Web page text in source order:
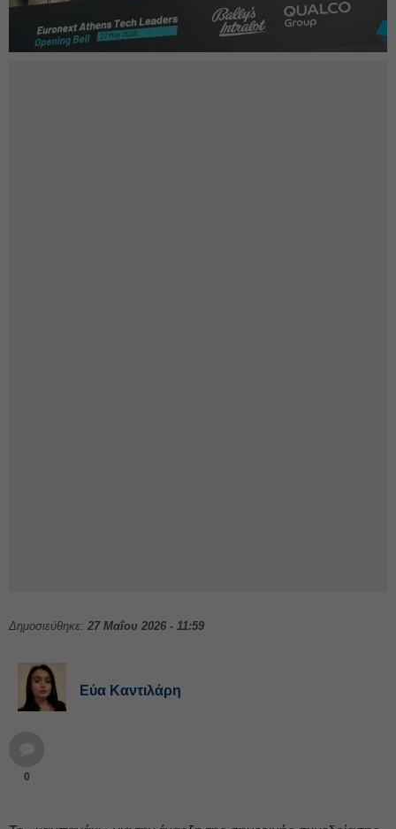
Δημοσιεύθηκε: 27 Μαΐου 2026 - 11:59
Εύα Καντιλάρη
0